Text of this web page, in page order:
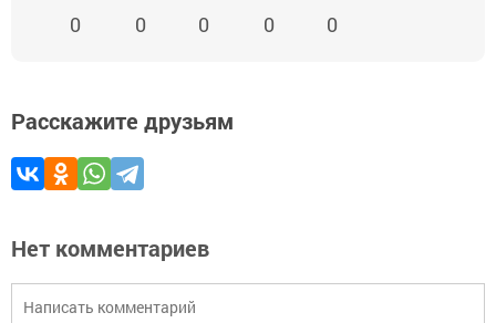
0 0 0 0 0
Расскажите друзьям
Нет комментариев